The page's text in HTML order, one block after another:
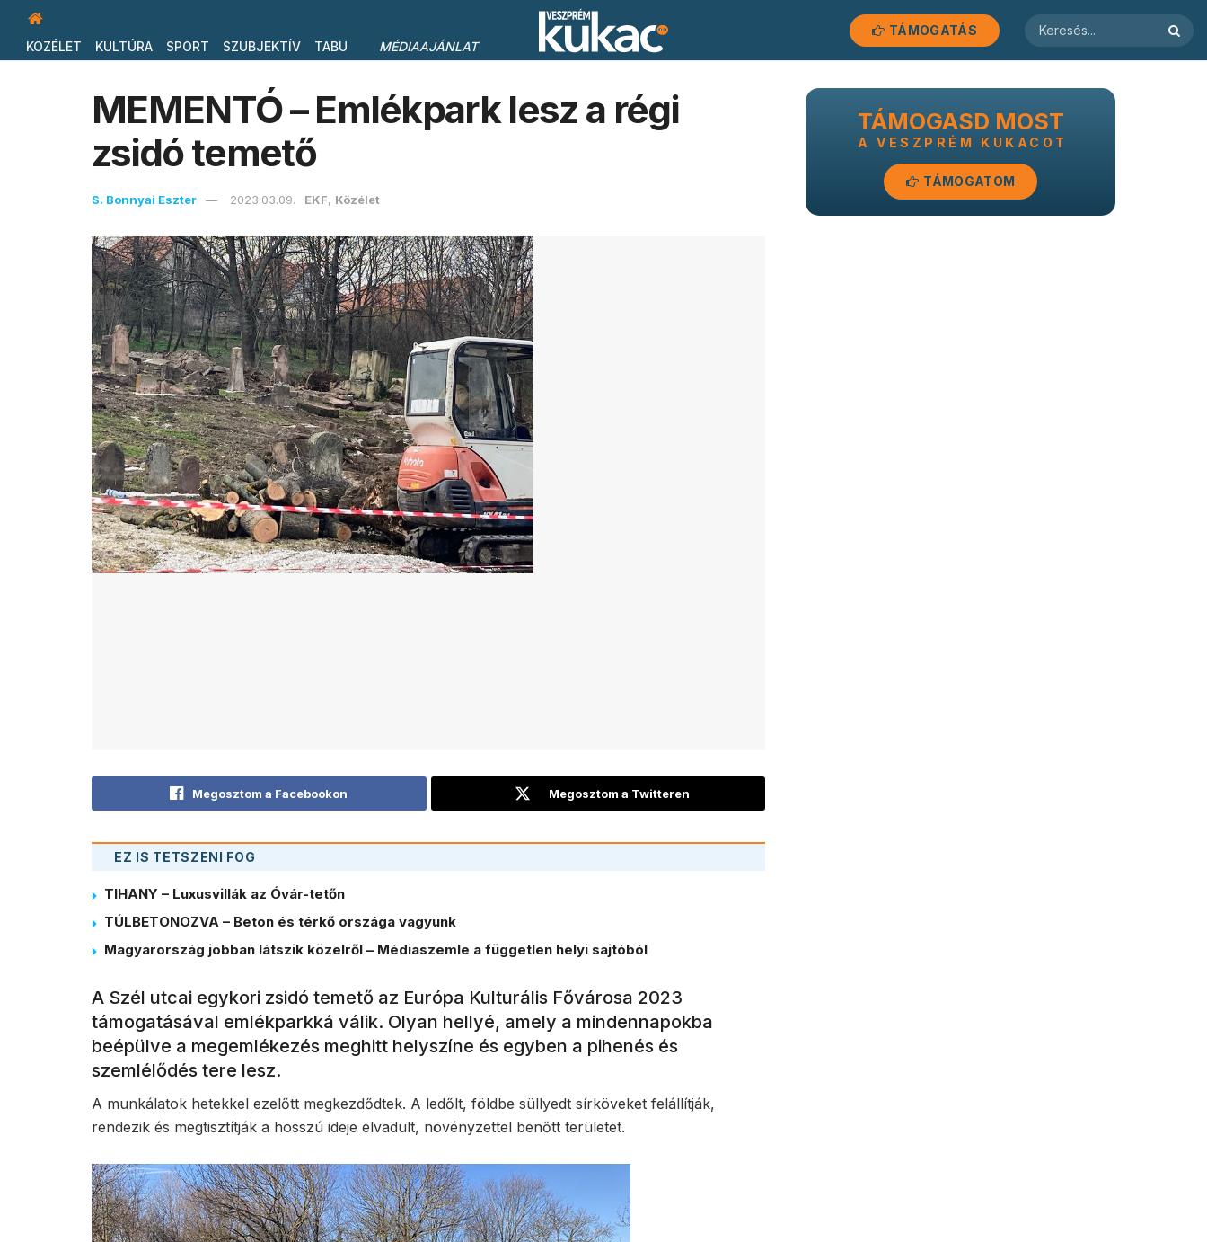
KÖZÉLET KULTÚRA SPORT SZUBJEKTÍV TABU MÉDIAAJÁNLAT
TÁMOGATÁS
MEMENTÓ – Emlékpark lesz a régi
zsidó temető
S. Bonnyai Eszter 2023.03.09. EKF, Közélet
Megosztom a Facebookon Megosztom a Twitteren
EZ IS TETSZENI FOG
TIHANY – Luxusvillák az Óvár-tetőn
TÚLBETONOZVA – Beton és térkő országa vagyunk
Magyarország jobban látszik közelről – Médiaszemle a független helyi sajtóból
A Szél utcai egykori zsidó temető az Európa Kulturális Fővárosa 2023
támogatásával emlékparkká válik. Olyan hellyé, amely a mindennapokba
beépülve a megemlékezés meghitt helyszíne és egyben a pihenés és
szemlélődés tere lesz.
A munkálatok hetekkel ezelőtt megkezdődtek. A ledőlt, földbe süllyedt sírköveket felállítják,
rendezik és megtisztítják a hosszú ideje elvadult, növényzettel benőtt területet.
TÁMOGASD MOST
A VESZPRÉM KUKACOT
TÁMOGATOM